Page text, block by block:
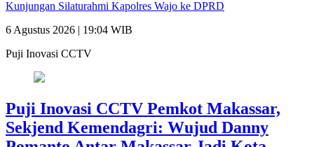
Kunjungan Silaturahmi Kapolres Wajo ke DPRD
6 Agustus 2026 | 19:04 WIB
Puji Inovasi CCTV
Puji Inovasi CCTV Pemkot Makassar,
Sekjend Kemendagri: Wujud Danny